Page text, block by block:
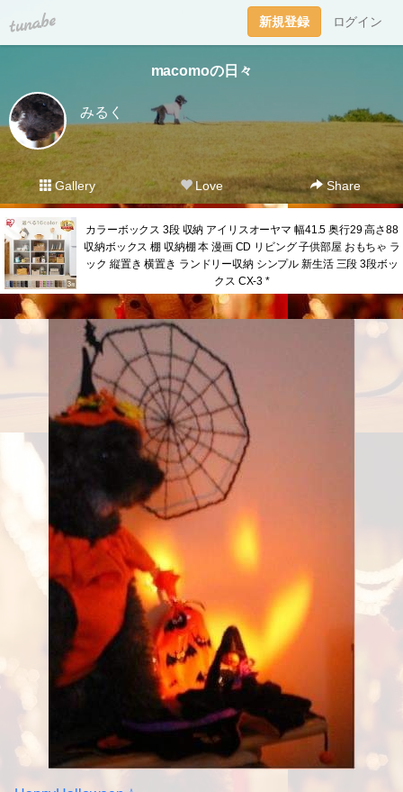
tuna.be 新規登録 ログイン
macomoの日々
みるく
Gallery Love Share
カラーボックス 3段 収納 アイリスオーヤマ 幅41.5 奥行29 高さ88
収納ボックス 棚 収納棚 本 漫画 CD リビング 子供部屋 おもちゃ ラ
ック 縦置き 横置き ランドリー収納 シンプル 新生活 三段 3段ボッ
クス CX-3 *